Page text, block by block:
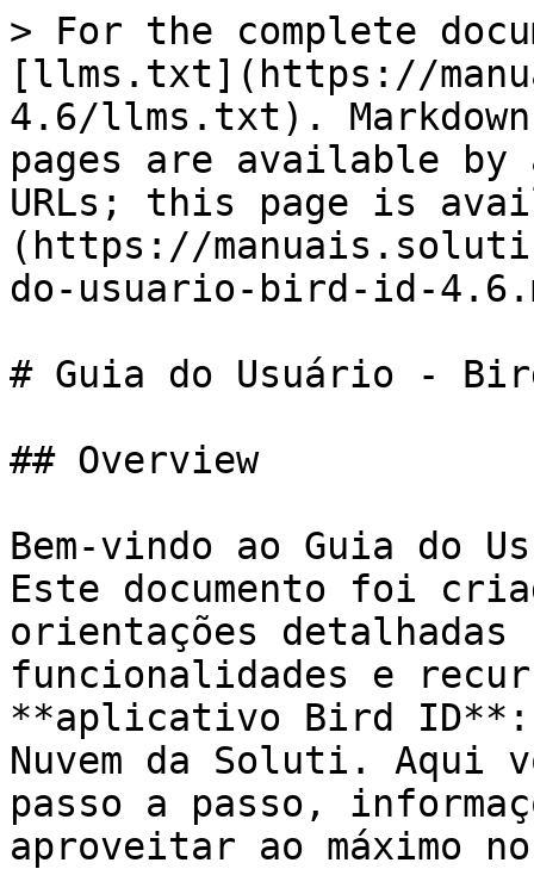
> For the complete
[llms.txt](https://
4.6/llms.txt).
pages are available by
URLs; this page is
(https://
do-usuario-bird-id-
# Guia do Usuário -
## Overview
Bem-vindo ao Guia do
Este documento foi
orientações
funcionalidades e
**aplicativo Bird
Nuvem da Soluti. Aqui
passo a passo,
aproveitar ao máximo